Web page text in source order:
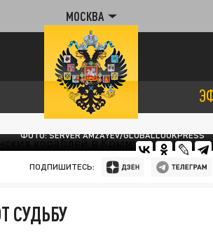
МОСКВА
ФОТО: SERVER AMZAYEV/GLOBALLOOKPRESS
ПОДПИШИТЕСЬ:
СУДЬБУ